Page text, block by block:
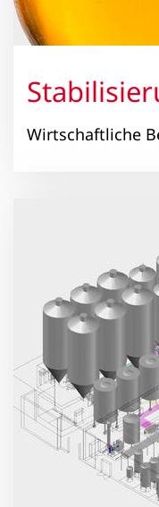
Wirtschaftliche